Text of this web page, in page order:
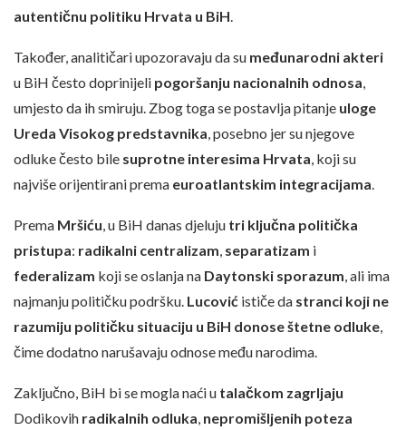
autentičnu politiku Hrvata u BiH
Također, analitičari upozoravaju da su međunarodni akteri
u BiH često doprinijeli pogoršanju nacionalnih odnosa
umjesto da ih smiruju. Zbog toga se postavlja pitanje uloge
Ureda Visokog predstavnika , posebno jer su njegove
odluke često bile suprotne interesima Hrvata , koji su
najviše orijentirani prema euroatlantskim integracijama
Prema Mršiću , u BiH danas djeluju tri ključna politička
pristupa: radikalni centralizam separatizam i
federalizam koji se oslanja na Daytonski sporazum , ali ima
najmanju političku podršku. Lucović ističe da stranci koji ne
razumiju političku situaciju u BiH donose štetne odluke
čime dodatno narušavaju odnose među narodima.
Zaključno, BiH bi se mogla naći u talačkom zagrljaju
Dodikovih radikalnih odluka nepromišljenih poteza